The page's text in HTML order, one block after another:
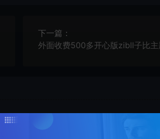
下一篇：
购买后可以退款吗？